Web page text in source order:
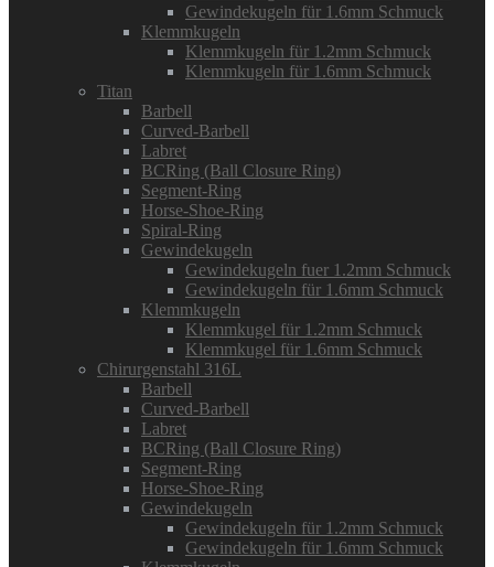
Gewindekugeln für 1.6mm Schmuck
Klemmkugeln
Klemmkugeln für 1.2mm Schmuck
Klemmkugeln für 1.6mm Schmuck
Titan
Barbell
Curved-Barbell
Labret
BCRing (Ball Closure Ring)
Segment-Ring
Horse-Shoe-Ring
Spiral-Ring
Gewindekugeln
Gewindekugeln fuer 1.2mm Schmuck
Gewindekugeln für 1.6mm Schmuck
Klemmkugeln
Klemmkugel für 1.2mm Schmuck
Klemmkugel für 1.6mm Schmuck
Chirurgenstahl 316L
Barbell
Curved-Barbell
Labret
BCRing (Ball Closure Ring)
Segment-Ring
Horse-Shoe-Ring
Gewindekugeln
Gewindekugeln für 1.2mm Schmuck
Gewindekugeln für 1.6mm Schmuck